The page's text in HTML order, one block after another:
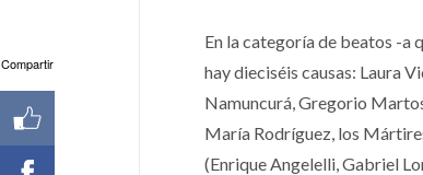
En la categoría de beatos -a
hay dieciséis causas: Laura
Namuncurá, Gregorio
María Rodríguez, los
(Enrique Angelelli, Gabriel
Compartir